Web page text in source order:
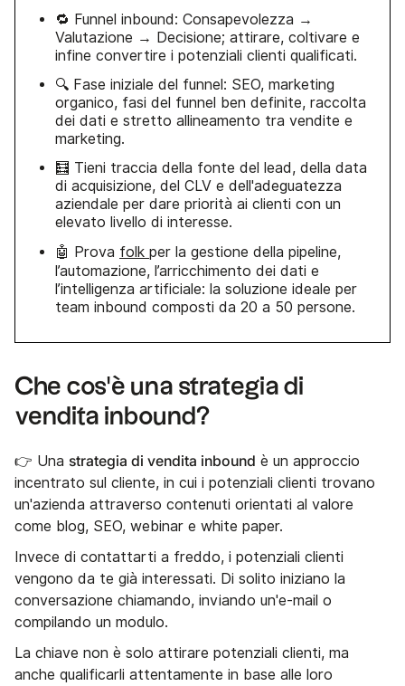
🔁 Funnel inbound: Consapevolezza →
Valutazione → Decisione; attirare, coltivare e
infine convertire i potenziali clienti qualificati.
🔍 Fase iniziale del funnel: SEO, marketing
organico, fasi del funnel ben definite, raccolta
dei dati e stretto allineamento tra vendite e
marketing.
🧮 Tieni traccia della fonte del lead, della data
di acquisizione, del CLV e dell'adeguatezza
aziendale per dare priorità ai clienti con un
elevato livello di interesse.
🤖 Prova folk per la gestione della pipeline,
l’automazione, l’arricchimento dei dati e
l’intelligenza artificiale: la soluzione ideale per
team inbound composti da 20 a 50 persone.
Che cos'è una strategia di
vendita inbound?
👉 Una strategia di vendita inbound è un approccio
incentrato sul cliente, in cui i potenziali clienti trovano
un'azienda attraverso contenuti orientati al valore
come blog, SEO, webinar e white paper.
Invece di contattarti a freddo, i potenziali clienti
vengono da te già interessati. Di solito iniziano la
conversazione chiamando, inviando un'e-mail o
compilando un modulo.
La chiave non è solo attirare potenziali clienti, ma
anche qualificarli attentamente in base alle loro